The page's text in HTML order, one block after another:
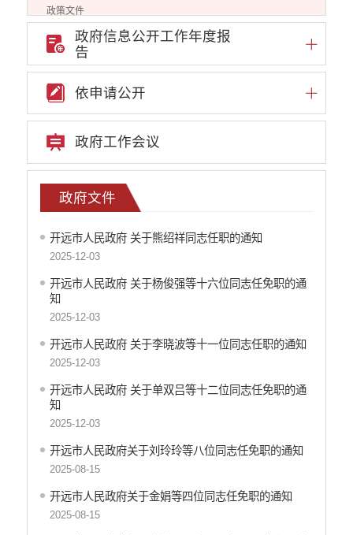
政策文件
通知公告
人事信息
公示公告
审计公告
网站普查
机构编制
统计信息
公共资源配置
社会公益事业建设
财政信息
政策解读
自然资源政务公开
重点领域信息公开
财政预决算
公务员管理
财政资金直达基层
稳岗就业
政府信息公开工作年度报
告
依申请公开
政府工作会议
政府文件
开远市人民政府 关于熊绍祥同志任职的通知
2025-12-03
开远市人民政府 关于杨俊强等十六位同志任免职的通
知
2025-12-03
开远市人民政府 关于李晓波等十一位同志任职的通知
2025-12-03
开远市人民政府 关于单双吕等十二位同志任免职的通
知
2025-12-03
开远市人民政府关于刘玲玲等八位同志任免职的通知
2025-08-15
开远市人民政府关于金娟等四位同志任免职的通知
2025-08-15